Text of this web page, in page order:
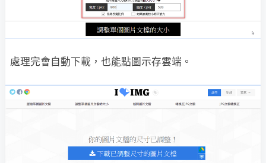
處理完會自動下載，也能點圖示存雲端。